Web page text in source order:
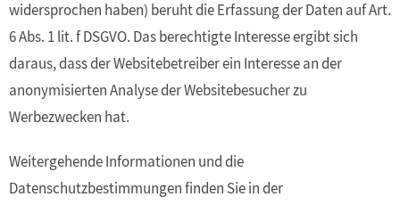
widersprochen haben) beruht die Erfassung der Daten auf Art.
6 Abs. 1 lit. f DSGVO. Das berechtigte Interesse ergibt sich
daraus, dass der Websitebetreiber ein Interesse an der
anonymisierten Analyse der Websitebesucher zu
Werbezwecken hat.
Weitergehende Informationen und die
Datenschutzbestimmungen finden Sie in der